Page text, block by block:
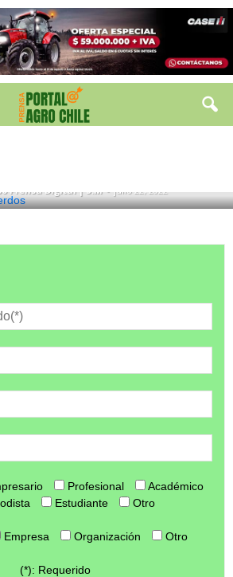
nueva vacuna para
Rojo, Parvovirosis y
Prensa Digital | S.M - julio 22, 2022
Profesional
Académico
Estudiante Otro
Empresa Organización Otro
(*): Requerido